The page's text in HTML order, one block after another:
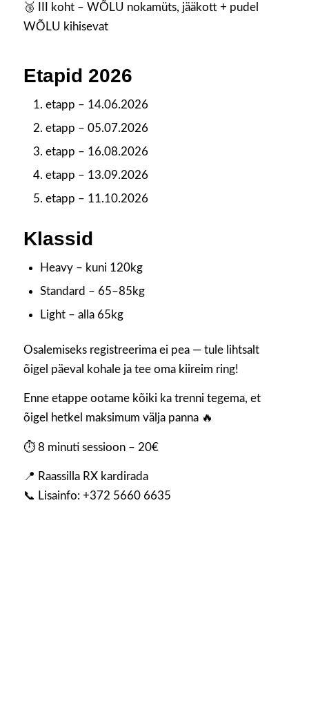
🥉 III koht – WÕLU nokamüts, jääkott + pudel
WÕLU kihisevat
Etapid 2026
etapp – 14.06.2026
etapp – 05.07.2026
etapp – 16.08.2026
etapp – 13.09.2026
etapp – 11.10.2026
Klassid
Heavy – kuni 120kg
Standard – 65–85kg
Light – alla 65kg
Osalemiseks registreerima ei pea — tule lihtsalt
õigel päeval kohale ja tee oma kiireim ring!
Enne etappe ootame kõiki ka trenni tegema, et
õigel hetkel maksimum välja panna 🔥
⏱ 8 minuti sessioon – 20€
📍 Raassilla RX kardirada
📞 Lisainfo: +372 5660 6635